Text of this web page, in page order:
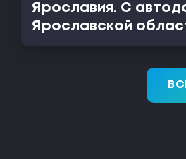
Ярославия. С
Ярославской